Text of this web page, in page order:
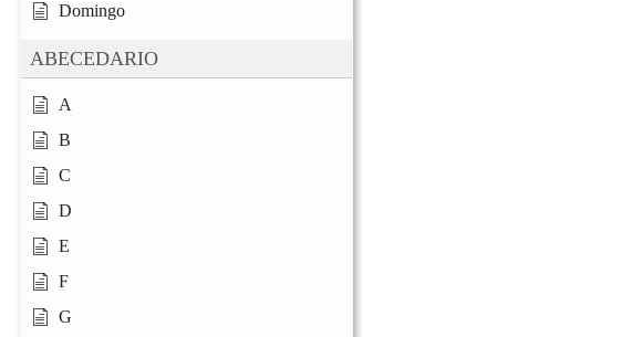
Domingo
ABECEDARIO
A
B
C
D
E
F
G